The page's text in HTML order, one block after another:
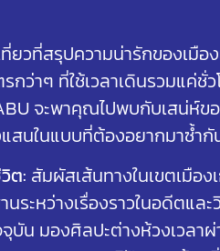
ยวที่สรุปความน่ารักของเมือ
รกว่าๆ ที่ใช้เวลาเดินรวมแค่ชั่
จะพาคุณไปพบกับเสน่ห์ข
แสนในแบบที่ต้องอยากมาซ้ำ
ต: สัมผัสเส้นทางในเขตเมือง
ระหว่างเรื่องราวในอดีตและ
บัน มองศิลปะต่างห้วงเวลาผ่